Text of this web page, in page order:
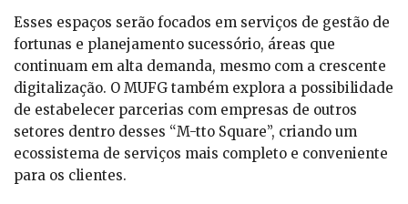
Esses espaços serão focados em serviços de gestão de
fortunas e planejamento sucessório, áreas que
continuam em alta demanda, mesmo com a crescente
digitalização. O MUFG também explora a possibilidade
de estabelecer parcerias com empresas de outros
setores dentro desses “M-tto Square”, criando um
ecossistema de serviços mais completo e conveniente
para os clientes.